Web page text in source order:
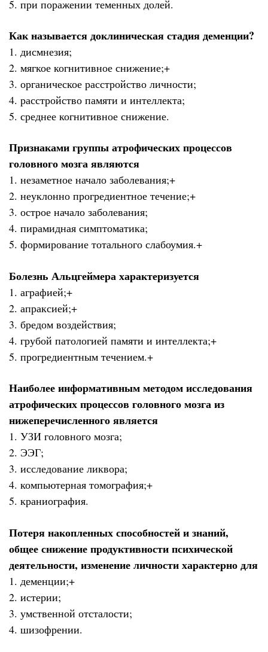
5. при поражении теменных долей.
Как называется доклиническая стадия деменции?
1. дисмнезия;
2. мягкое когнитивное снижение;+
3. органическое расстройство личности;
4. расстройство памяти и интеллекта;
5. среднее когнитивное снижение.
Признаками группы атрофических процессов
головного мозга являются
1. незаметное начало заболевания;+
2. неуклонно прогредиентное течение;+
3. острое начало заболевания;
4. пирамидная симптоматика;
5. формирование тотального слабоумия.+
Болезнь Альцгеймера характеризуется
1. аграфией;+
2. апраксией;+
3. бредом воздействия;
4. грубой патологией памяти и интеллекта;+
5. прогредиентным течением.+
Наиболее информативным методом исследования
атрофических процессов головного мозга из
нижеперечисленного является
1. УЗИ головного мозга;
2. ЭЭГ;
3. исследование ликвора;
4. компьютерная томография;+
5. краниография.
Потеря накопленных способностей и знаний,
общее снижение продуктивности психической
деятельности, изменение личности характерно для
1. деменции;+
2. истерии;
3. умственной отсталости;
4. шизофрении.